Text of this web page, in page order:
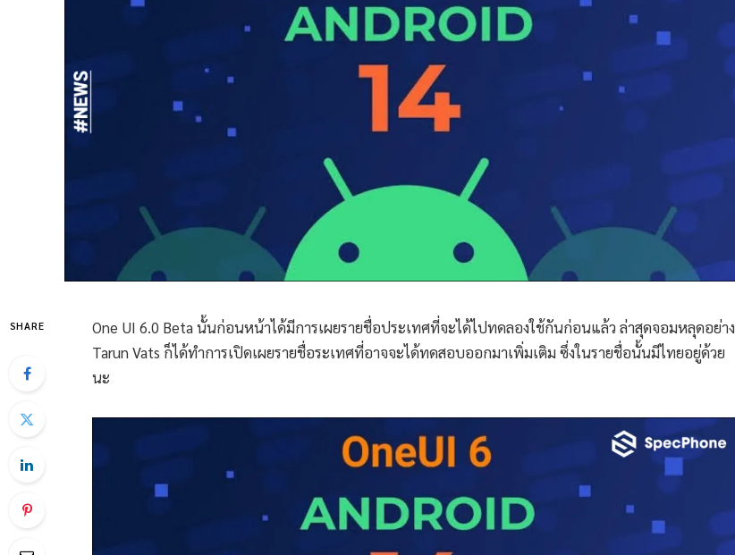
SHARE
One UI 6.0 Beta นั้นก่อนหน้าได้มีการเผยรายชื่อประเทศที่จะได้ไปทดลองใช้กันก่อนแล้ว ล่าสุดจอมหลุดอย่าง
Tarun Vats ก็ได้ทำการเปิดเผยรายชื่อระเทศที่อาจจะได้ทดสอบออกมาเพิ่มเติม ซึ่งในรายชื่อนั้นมีไทยอยู่ด้วย
นะ